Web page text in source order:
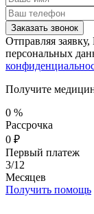
Заказать звонок
Отправляя
персональных
Получите
0 %
Рассрочка
0 ₽
Первый платеж
3/12
Месяцев
Получить помощь